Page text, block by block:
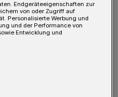
38-Jährigen
ist sein Ziel,
zu identifizieren,
Endgeräteeigenschaften zur
von oder Zugriff auf
Personalisierte Werbung und
und der Performance von
Entwicklung und